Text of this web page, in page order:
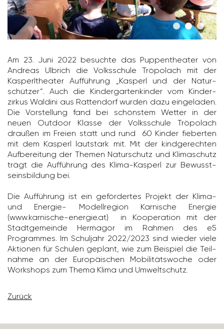
Am 23. Juni 2022 besuchte das Puppen­theater von
Andreas Ulbrich die Volks­schule Tröpo­lach mit der
Kasperl­theater Auffüh­rung „Kasperl und der Natur­
schützer“. Auch die Kinder­gar­ten­kinder vom Kinder­
zirkus Waldini aus Ratten­dorf wurden dazu einge­laden.
Die Vorstel­lung fand bei schönstem Wetter in der
neuen Outdoor Klasse der Volks­schule Tröpo­lach
draußen im Freien statt und rund 60 Kinder fieberten
mit dem Kasperl laut­stark mit. Mit der kind­ge­rechten
Aufbe­rei­tung der Themen Natur­schutz und Klima­schutz
trägt die Auffüh­rung des Klima-Kasperl zur Bewusst­
seins­bil­dung bei.
Die Auffüh­rung ist ein geför­dertes Projekt der Klima-
und Energie- Modell­re­gion Karni­sche Energie
(www.karni­sche-energie.at) in Koope­ra­tion mit der
Stadt­ge­meinde Hermagor im Rahmen des e5
Programmes. Im Schul­jahr 2022/​2023 sind wieder viele
Aktionen für Schulen geplant, wie zum Beispiel die Teil­
nahme an der Euro­päi­schen Mobi­li­täts­woche oder
Work­shops zum Thema Klima und Umwelt­schutz.
Zurück